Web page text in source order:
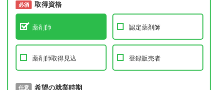
必須 取得資格
薬剤師 認定薬剤師
薬剤師取得見込 登録販売者
必須 取得予定年
任意 希望の就業時期